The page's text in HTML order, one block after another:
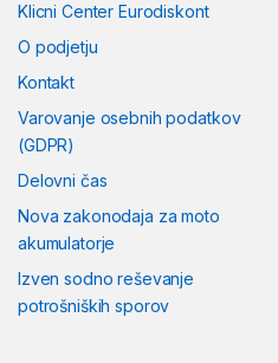
Klicni Center Eurodiskont
O podjetju
Kontakt
Varovanje osebnih podatkov
(GDPR)
Delovni čas
Nova zakonodaja za moto
akumulatorje
Izven sodno reševanje
potrošniških sporov